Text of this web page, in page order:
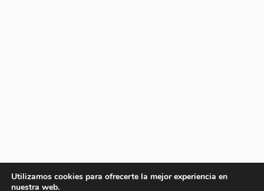
Utilizamos cookies para ofrecerte la mejor experiencia en
nuestra web.